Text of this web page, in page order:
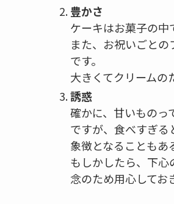
豊かさ
ケーキはお菓子の中
また、お祝いごと
です。
大きくてクリームの
誘惑
確かに、甘いものっ
ですが、食べすぎ
象徴となることもあ
もしかしたら、下心
念のため用心してお